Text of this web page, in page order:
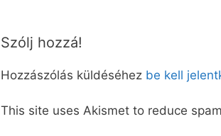
Szólj hozzá!
Hozzászólás küldéséhez be kell
This site uses Akismet to reduce